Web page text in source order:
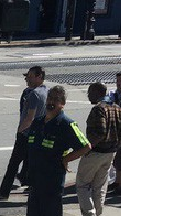
thời điểm trước khi
trên xe đã thoát ra